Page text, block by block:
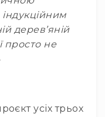
дерев’яній
просто не
усіх трьох